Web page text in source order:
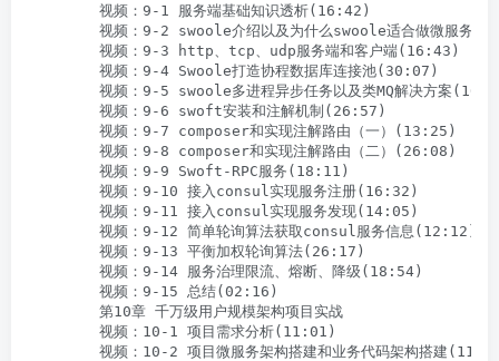
        视频：9-1 服务端基础知识透析(16:42)
视频：9-2 swoole介绍以及为什么swoole适合做微服务
        视频：9-3 http、tcp、udp服务端和客户端(16:43)
        视频：9-4 Swoole打造协程数据库连接池(30:07)
视频：9-5 swoole多进程异步任务以及类MQ解决方案
        视频：9-6 swoft安装和注解机制(26:57)
        视频：9-7 composer和实现注解路由（一）(13:25)
        视频：9-8 composer和实现注解路由（二）(26:08)
        视频：9-9 Swoft-RPC服务(18:11)
        视频：9-10 接入consul实现服务注册(16:32)
        视频：9-11 接入consul实现服务发现(14:05)
        视频：9-12 简单轮询算法获取consul服务信息(12:12)
        视频：9-13 平衡加权轮询算法(26:17)
        视频：9-14 服务治理限流、熔断、降级(18:54)
        视频：9-15 总结(02:16)
        第10章 千万级用户规模架构项目实战
        视频：10-1 项目需求分析(11:01)
视频：10-2 项目微服务架构搭建和业务代码架构搭建